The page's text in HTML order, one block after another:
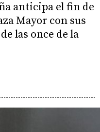
anticipa el fin de
Mayor con sus
las once de la